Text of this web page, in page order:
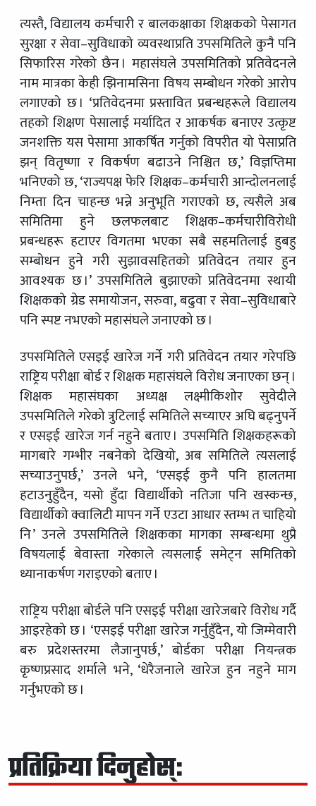
त्यस्तै, विद्यालय कर्मचारी र बालकक्षाका शिक्षकको पेसागत
सुरक्षा र सेवा–सुविधाको व्यवस्थाप्रति उपसमितिले कुनै पनि
सिफारिस गरेको छैन । महासंघले उपसमितिको प्रतिवेदनले
नाम मात्रका केही झिनामसिना विषय सम्बोधन गरेको आरोप
लगाएको छ । ‘प्रतिवेदनमा प्रस्तावित प्रबन्धहरूले विद्यालय
तहको शिक्षण पेसालाई मर्यादित र आकर्षक बनाएर उत्कृष्ट
जनशक्ति यस पेसामा आकर्षित गर्नुको विपरीत यो पेसाप्रति
झन् वितृष्णा र विकर्षण बढाउने निश्चित छ,’ विज्ञप्तिमा
भनिएको छ, ‘राज्यपक्ष फेरि शिक्षक–कर्मचारी आन्दोलनलाई
निम्ता दिन चाहन्छ भन्ने अनुभूति गराएको छ, त्यसैले अब
समितिमा हुने छलफलबाट शिक्षक–कर्मचारीविरोधी
प्रबन्धहरू हटाएर विगतमा भएका सबै सहमतिलाई हुबहु
सम्बोधन हुने गरी सुझावसहितको प्रतिवेदन तयार हुन
आवश्यक छ ।’ उपसमितिले बुझाएको प्रतिवेदनमा स्थायी
शिक्षकको ग्रेड समायोजन, सरुवा, बढुवा र सेवा–सुविधाबारे
पनि स्पष्ट नभएको महासंघले जनाएको छ ।
उपसमितिले एसइई खारेज गर्ने गरी प्रतिवेदन तयार गरेपछि
राष्ट्रिय परीक्षा बोर्ड र शिक्षक महासंघले विरोध जनाएका छन् ।
शिक्षक महासंघका अध्यक्ष लक्ष्मीकिशोर सुवेदीले
उपसमितिले गरेको त्रुटिलाई समितिले सच्याएर अघि बढ्नुपर्ने
र एसइई खारेज गर्न नहुने बताए । उपसमिति शिक्षकहरूको
मागबारे गम्भीर नबनेको देखियो, अब समितिले त्यसलाई
सच्याउनुपर्छ,’ उनले भने, ‘एसइई कुनै पनि हालतमा
हटाउनुहुँदैन, यसो हुँदा विद्यार्थीको नतिजा पनि खस्कन्छ,
विद्यार्थीको क्वालिटी मापन गर्ने एउटा आधार स्तम्भ त चाहियो
नि ’ उनले उपसमितिले शिक्षकका मागका सम्बन्धमा थुप्रै
विषयलाई बेवास्ता गरेकाले त्यसलाई समेट्न समितिको
ध्यानाकर्षण गराइएको बताए ।
राष्ट्रिय परीक्षा बोर्डले पनि एसइई परीक्षा खारेजबारे विरोध गर्दै
आइरहेको छ । ‘एसइई परीक्षा खारेज गर्नुहुँदैन, यो जिम्मेवारी
बरु प्रदेशस्तरमा लैजानुपर्छ,’ बोर्डका परीक्षा नियन्त्रक
कृष्णप्रसाद शर्माले भने, ‘धेरैजनाले खारेज हुन नहुने माग
गर्नुभएको छ ।
प्रतिक्रिया दिनुहोस्: